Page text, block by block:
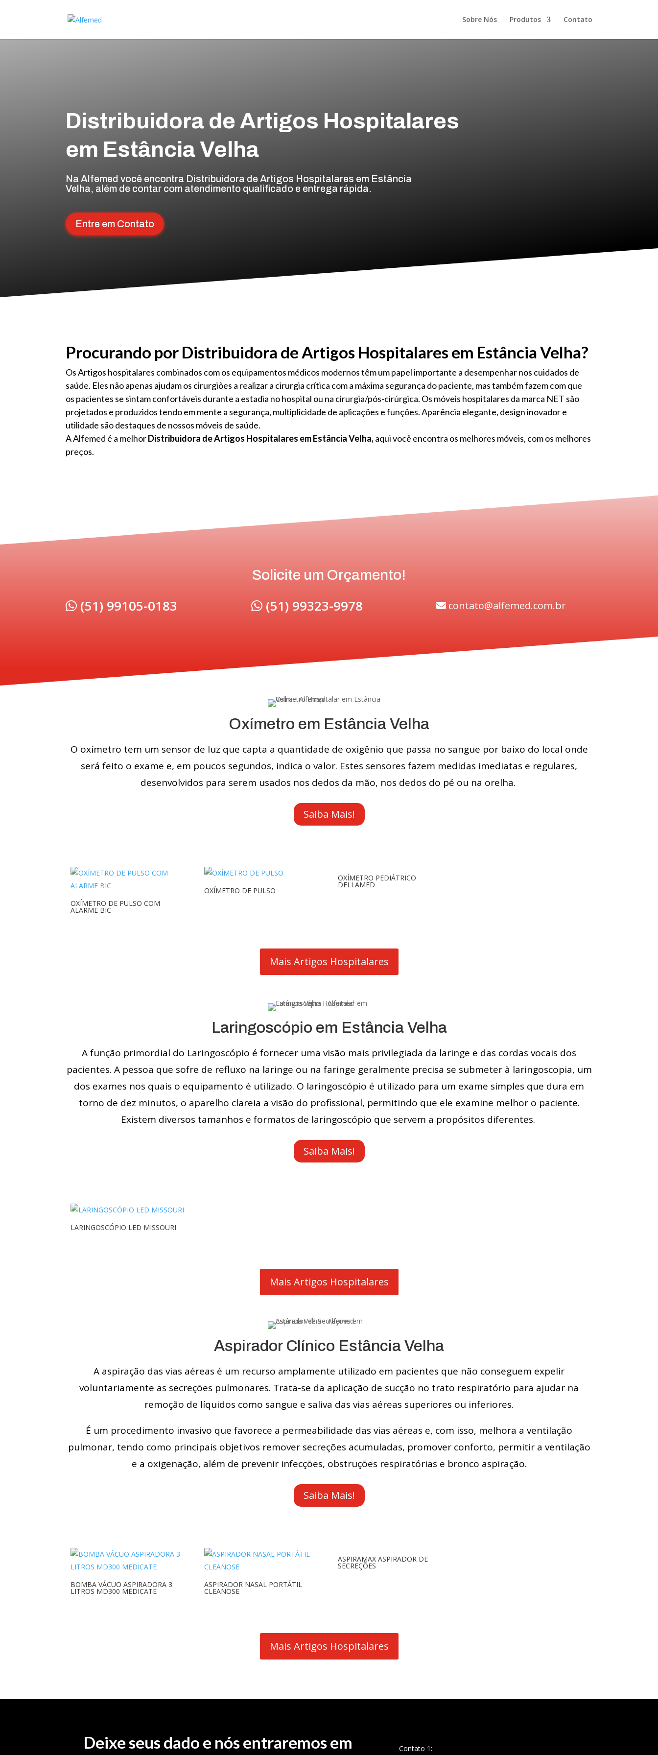
Sobre Nós Produtos Contato
Distribuidora de Artigos Hospitalares
em Estância Velha
Na Alfemed você encontra Distribuidora de Artigos Hospitalares em Estância
Velha, além de contar com atendimento qualificado e entrega rápida.
Entre em Contato
Procurando por Distribuidora de Artigos Hospitalares em Estância Velha?
Os Artigos hospitalares combinados com os equipamentos médicos modernos têm um papel importante a desempenhar nos cuidados de
saúde. Eles não apenas ajudam os cirurgiões a realizar a cirurgia crítica com a máxima segurança do paciente, mas também fazem com que
os pacientes se sintam confortáveis ​​durante a estadia no hospital ou na cirurgia/pós-cirúrgica. Os móveis hospitalares da marca NET são
projetados e produzidos tendo em mente a segurança, multiplicidade de aplicações e funções. Aparência elegante, design inovador e
utilidade são destaques de nossos móveis de saúde.
A Alfemed é a melhorDistribuidora de Artigos Hospitalares em Estância Velha,aqui você encontra os melhores móveis, com os melhores
preços.
Solicite um Orçamento!
(51) 99105-0183 (51) 99323-9978 contato@alfemed.com.br
Oxímetro em Estância Velha
O oxímetro tem um sensor de luz que capta a quantidade de oxigênio que passa no sangue por baixo do local onde
será feito o exame e, em poucos segundos, indica o valor. Estes sensores fazem medidas imediatas e regulares,
desenvolvidos para serem usados nos dedos da mão, nos dedos do pé ou na orelha.
Saiba Mais!
OXÍMETRO DE PULSO COM
ALARME BIC
OXÍMETRO DE PULSO
OXÍMETRO PEDIÁTRICO
DELLAMED
Mais Artigos Hospitalares
Laringoscópio em Estância Velha
A função primordial do Laringoscópio é fornecer uma visão mais privilegiada da laringe e das cordas vocais dos
pacientes. A pessoa que sofre de refluxo na laringe ou na faringe geralmente precisa se submeter à laringoscopia, um
dos exames nos quais o equipamento é utilizado. O laringoscópio é utilizado para um exame simples que dura em
torno de dez minutos, o aparelho clareia a visão do profissional, permitindo que ele examine melhor o paciente.
Existem diversos tamanhos e formatos de laringoscópio que servem a propósitos diferentes.
Saiba Mais!
LARINGOSCÓPIO LED MISSOURI
Mais Artigos Hospitalares
Aspirador Clínico Estância Velha
A aspiração das vias aéreas é um recurso amplamente utilizado em pacientes que não conseguem expelir
voluntariamente as secreções pulmonares. Trata-se da aplicação de sucção no trato respiratório para ajudar na
remoção de líquidos como sangue e saliva das vias aéreas superiores ou inferiores.
É um procedimento invasivo que favorece a permeabilidade das vias aéreas e, com isso, melhora a ventilação
pulmonar, tendo como principais objetivos remover secreções acumuladas, promover conforto, permitir a ventilação
e a oxigenação, além de prevenir infecções, obstruções respiratórias e bronco aspiração.
Saiba Mais!
BOMBA VÁCUO ASPIRADORA 3
LITROS MD300 MEDICATE
ASPIRADOR NASAL PORTÁTIL
CLEANOSE
ASPIRAMAX ASPIRADOR DE
SECREÇÕES
Mais Artigos Hospitalares
Deixe seus dado e nós entraremos em
Contato 1: